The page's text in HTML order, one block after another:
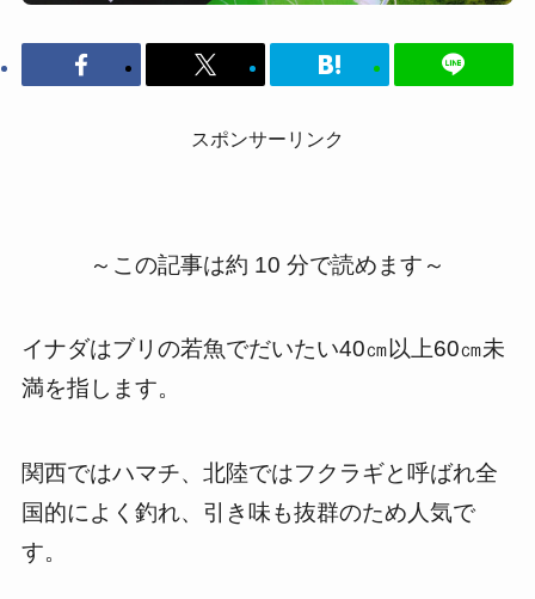
スポンサーリンク
～この記事は約 10 分で読めます～
イナダはブリの若魚でだいたい40㎝以上60㎝未
満を指します。
関西ではハマチ、北陸ではフクラギと呼ばれ全
国的によく釣れ、引き味も抜群のため人気で
す。